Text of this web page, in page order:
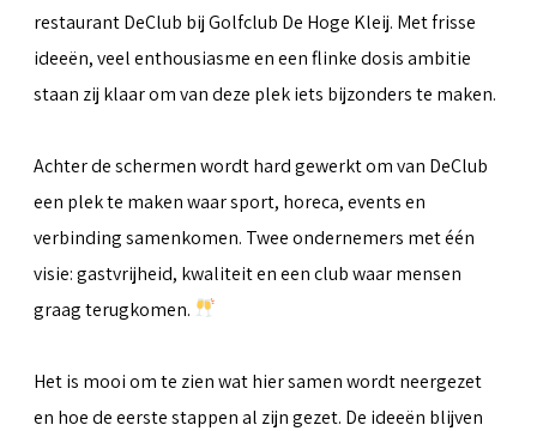
restaurant DeClub bij Golfclub De Hoge Kleij. Met frisse
ideeën, veel enthousiasme en een flinke dosis ambitie
staan zij klaar om van deze plek iets bijzonders te maken.
Achter de schermen wordt hard gewerkt om van DeClub
een plek te maken waar sport, horeca, events en
verbinding samenkomen. Twee ondernemers met één
visie: gastvrijheid, kwaliteit en een club waar mensen
graag terugkomen.
Het is mooi om te zien wat hier samen wordt neergezet
en hoe de eerste stappen al zijn gezet. De ideeën blijven